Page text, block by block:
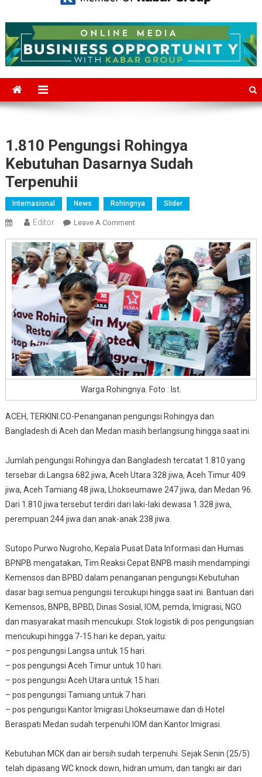
Mediajakarta.com
1.810 Pengungsi Rohingya
Kebutuhan Dasarnya Sudah
Terpenuhii
Internasional News Rohingnya Slider
Editor Leave A CommentOn
Pengungsi
Rohingya
Kebutuhan
Dasarnya
Sudah
Terpenuhii
Warga Rohingnya. Foto : Ist.
ACEH, TERKINI.CO-Penanganan pengungsi Rohingya dan
Bangladesh di Aceh dan Medan masih berlangsung hingga saat ini.
Jumlah pengungsi Rohingya dan Bangladesh tercatat 1.810 yang
tersebar di Langsa 682 jiwa, Aceh Utara 328 jiwa, Aceh Timur 409
jiwa, Aceh Tamiang 48 jiwa, Lhokseumawe 247 jiwa, dan Medan 96.
Dari 1.810 jiwa tersebut terdiri dari laki-laki dewasa 1.328 jiwa,
perempuan 244 jiwa dan anak-anak 238 jiwa.
Sutopo Purwo Nugroho, Kepala Pusat Data Informasi dan Humas
BPNPB mengatakan, Tim Reaksi Cepat BNPB masih mendampingi
Kemensos dan BPBD dalam penanganan pengungsi.Kebutuhan
dasar bagi semua pengungsi tercukupi hingga saat ini. Bantuan dari
Kemensos, BNPB, BPBD, Dinas Sosial, IOM, pemda, Imigrasi, NGO
dan masyarakat masih mencukupi. Stok logistik di pos pengungsian
mencukupi hingga 7-15 hari ke depan, yaitu:
– pos pengungsi Langsa untuk 15 hari.
– pos pengungsi Aceh Timur untuk 10 hari.
– pos pengungsi Aceh Utara untuk 15 hari.
– pos pengungsi Tamiang untuk 7 hari.
– pos pengungsi Kantor Imigrasi Lhokseumawe dan di Hotel
Beraspati Medan sudah terpenuhi IOM dan Kantor Imigrasi.
Kebutuhan MCK dan air bersih sudah terpenuhi. Sejak Senin (25/5)
telah dipasang WC knock down, hidran umum, dan tangki air dari